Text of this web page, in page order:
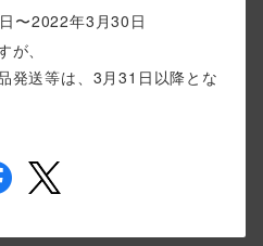
〜2022年3月30 日
、
発送等は、3月31日以降とな